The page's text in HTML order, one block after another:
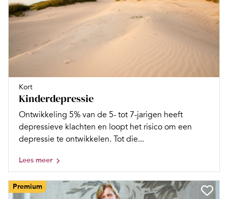
Kort
Kinderdepressie
Ontwikkeling 5% van de 5- tot 7-jarigen heeft
depressieve klachten en loopt het risico om een
depressie te ontwikkelen. Tot die...
Lees meer
Premium